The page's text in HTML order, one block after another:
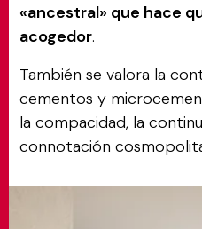
«ancestral» que hace
acogedor.
También se valora la
cementos y
la compacidad, la
connotación